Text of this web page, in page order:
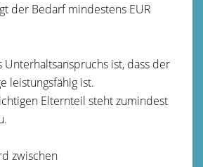
der Bedarf mindestens EUR
Unterhaltsanspruchs ist, dass der
leistungsfähig ist.
Elternteil steht zumindest
zwischen